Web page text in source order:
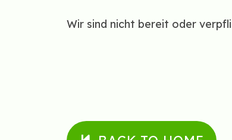
Wir sind nicht bereit oder